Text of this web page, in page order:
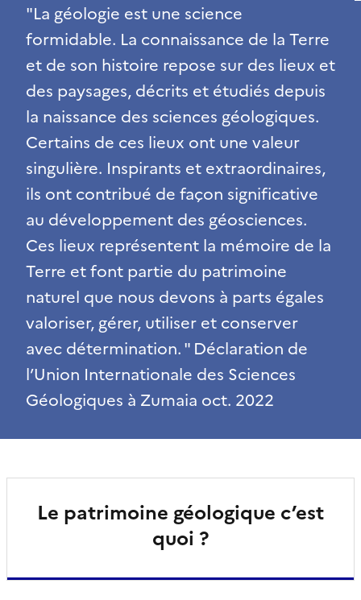
"La géologie est une science
formidable. La connaissance de la Terre
et de son histoire repose sur des lieux et
des paysages, décrits et étudiés depuis
la naissance des sciences géologiques.
Certains de ces lieux ont une valeur
singulière. Inspirants et extraordinaires,
ils ont contribué de façon significative
au développement des géosciences.
Ces lieux représentent la mémoire de la
Terre et font partie du patrimoine
naturel que nous devons à parts égales
valoriser, gérer, utiliser et conserver
avec détermination. " Déclaration de
l’Union Internationale des Sciences
Géologiques à Zumaia oct. 2022
Le patrimoine géologique c’est
quoi ?